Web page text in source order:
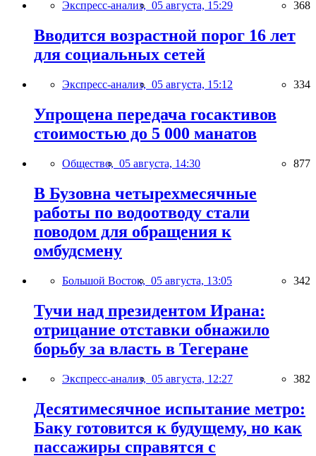
Экспресс-анализ, 05 августа, 15:29 368
Вводится возрастной порог 16 лет
для социальных сетей
Экспресс-анализ, 05 августа, 15:12 334
Упрощена передача госактивов
стоимостью до 5 000 манатов
Общество, 05 августа, 14:30 877
В Бузовна четырехмесячные
работы по водоотводу стали
поводом для обращения к
омбудсмену
Большой Восток, 05 августа, 13:05 342
Тучи над президентом Ирана:
отрицание отставки обнажило
борьбу за власть в Тегеране
Экспресс-анализ, 05 августа, 12:27 382
Десятимесячное испытание метро:
Баку готовится к будущему, но как
пассажиры справятся с